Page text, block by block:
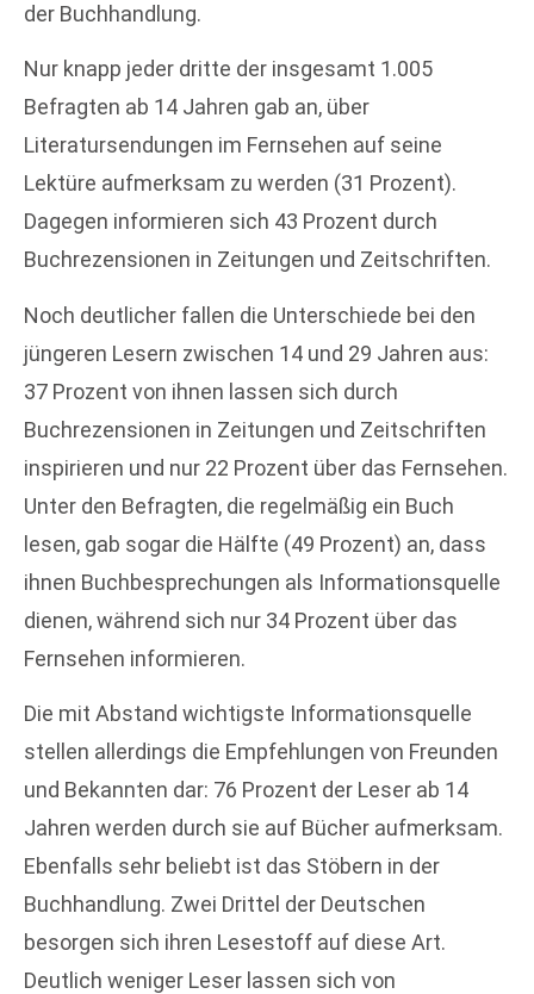
der Buchhandlung.
Nur knapp jeder dritte der insgesamt 1.005
Befragten ab 14 Jahren gab an, über
Literatursendungen im Fernsehen auf seine
Lektüre aufmerksam zu werden (31 Prozent).
Dagegen informieren sich 43 Prozent durch
Buchrezensionen in Zeitungen und Zeitschriften.
Noch deutlicher fallen die Unterschiede bei den
jüngeren Lesern zwischen 14 und 29 Jahren aus:
37 Prozent von ihnen lassen sich durch
Buchrezensionen in Zeitungen und Zeitschriften
inspirieren und nur 22 Prozent über das Fernsehen.
Unter den Befragten, die regelmäßig ein Buch
lesen, gab sogar die Hälfte (49 Prozent) an, dass
ihnen Buchbesprechungen als Informationsquelle
dienen, während sich nur 34 Prozent über das
Fernsehen informieren.
Die mit Abstand wichtigste Informationsquelle
stellen allerdings die Empfehlungen von Freunden
und Bekannten dar: 76 Prozent der Leser ab 14
Jahren werden durch sie auf Bücher aufmerksam.
Ebenfalls sehr beliebt ist das Stöbern in der
Buchhandlung. Zwei Drittel der Deutschen
besorgen sich ihren Lesestoff auf diese Art.
Deutlich weniger Leser lassen sich von